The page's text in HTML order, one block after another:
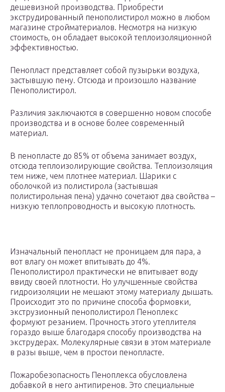
дешевизной производства. Приобрести
экструдированный пенополистирол можно в любом
магазине стройматериалов. Несмотря на низкую
стоимость, он обладает высокой теплоизоляционной
эффективностью.
Пенопласт представляет собой пузырьки воздуха,
застывшую пену. Отсюда и произошло название
Пенополистирол.
Различия заключаются в совершенно новом способе
производства и в основе более современный
материал.
В пенопласте до 85% от объема занимает воздух,
отсюда теплоизолирующие свойства. Теплоизоляция
тем ниже, чем плотнее материал. Шарики с
оболочкой из полистирола (застывшая
полистирольная пена) удачно сочетают два свойства –
низкую теплопроводность и высокую плотность.
Изначальный пенопласт не проницаем для пара, а
вот влагу он может впитывать до 4%.
Пенополистирол практически не впитывает воду
ввиду своей плотности. Но улучшенные свойства
гидроизоляции не мешают этому материалу дышать.
Происходит это по причине способа формовки,
экструзионный пенополистирол Пеноплекс
формуют резанием. Прочность этого утеплителя
гораздо выше благодаря способу производства на
экструдерах. Молекулярные связи в этом материале
в разы выше, чем в простои пенопласте.
Пожаробезопасность Пеноплекса обусловлена
добавкой в него антипиренов. Это специальные